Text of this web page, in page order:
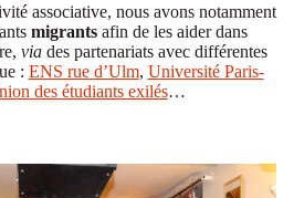
associative, nous avons notamment
migrants afin de les aider dans
viades partenariats avec différentes
: ENS rue d’Ulm, Université Paris-
des étudiants exilés…